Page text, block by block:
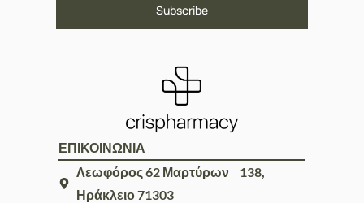
ΕΠΙΚΟΙΝΩΝΙΑ
Λεωφόρος 62 Μαρτύρων 138,
Ηράκλειο 71303